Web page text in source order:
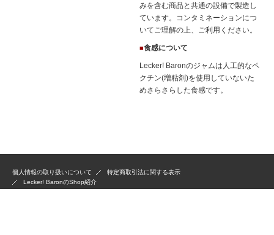
みを含む商品と共通の設備で製造し
ています。コンタミネーションにつ
いてご理解の上、ご利用ください。
■食感について
Lecker! Baronのジャムは人工的なペ
クチン(増粘剤)を使用していないた
めさらさらした食感です。
個人情報の取り扱いについて
特定商取引法に関する表示
Lecker! BaronのShop紹介